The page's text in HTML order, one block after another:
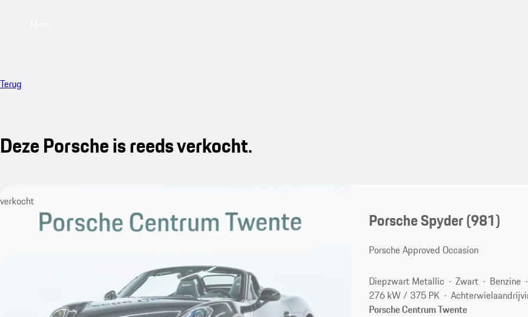
Terug
Deze Porsche is reeds verkocht.
verkocht
Porsche Spyder(981)
Porsche Approved Occasion
Diepzwart Metallic Zwart
Benzine
276 kW / 375 PK
Porsche Centrum Twente